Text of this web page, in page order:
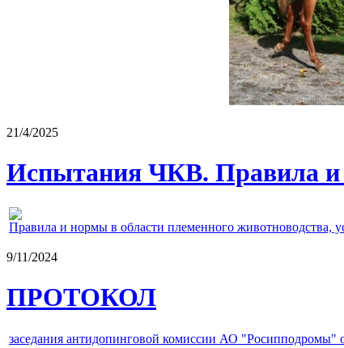
21/4/2025
Испытания ЧКВ. Правила и
Правила и нормы в области племенного животноводства,
9/11/2024
ПРОТОКОЛ
заседания антидопинговой комиссии АО "Росипподромы"